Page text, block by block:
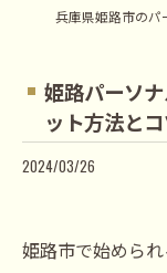
姫路パーソ
ット方法と
2024/03/26
姫路市で始めら